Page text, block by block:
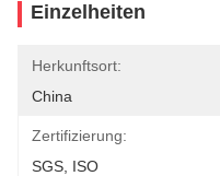
Einzelheiten
Herkunftsort:
China
Zertifizierung:
SGS, ISO